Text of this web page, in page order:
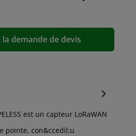
demande de devis
est un capteur LoRaWAN
pointe, con&ccedil;u